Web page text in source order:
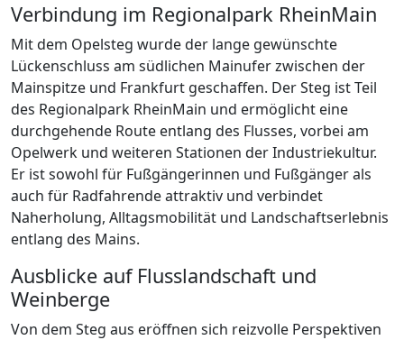
Verbindung im Regionalpark RheinMain
Mit dem Opelsteg wurde der lange gewünschte
Lückenschluss am südlichen Mainufer zwischen der
Mainspitze und Frankfurt geschaffen. Der Steg ist Teil
des Regionalpark RheinMain und ermöglicht eine
durchgehende Route entlang des Flusses, vorbei am
Opelwerk und weiteren Stationen der Industriekultur.
Er ist sowohl für Fußgängerinnen und Fußgänger als
auch für Radfahrende attraktiv und verbindet
Naherholung, Alltagsmobilität und Landschaftserlebnis
entlang des Mains.
Ausblicke auf Flusslandschaft und
Weinberge
Von dem Steg aus eröffnen sich reizvolle Perspektiven